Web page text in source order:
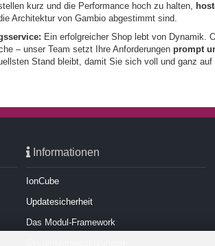
kurz und die Performance hoch zu halten,
Architektur von Gambio abgestimmt sind.
Ein erfolgreicher Shop lebt von Dynamik.
– unser Team setzt Ihre Anforderungen prompt
Stand bleibt, damit Sie sich voll und ganz
Informationen
IonCube
Updatesicherheit
Das Modul-Framework